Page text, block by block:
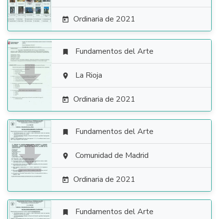
 Ordinaria de 2021

 Fundamentos del Arte
 La Rioja
 Ordinaria de 2021

 Fundamentos del Arte
 Comunidad de Madrid
 Ordinaria de 2021
 Fundamentos del Arte